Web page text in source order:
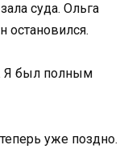
суда. Ольга
остановился.
Я был полным
уже поздно.